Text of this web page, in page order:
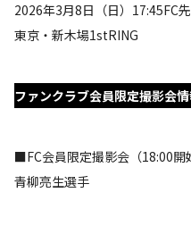
2026年3月8日（日）17:45FC
東京・新木場1stRING
ファンクラブ会員限定撮影会
■FC会員限定撮影会（18:00開
青柳亮生選手